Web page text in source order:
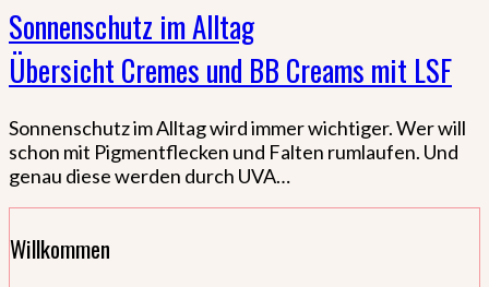
Sonnenschutz im Alltag
Übersicht Cremes und BB Creams mit LSF
Sonnenschutz im Alltag wird immer wichtiger. Wer will
schon mit Pigmentflecken und Falten rumlaufen. Und
genau diese werden durch UVA…
Willkommen